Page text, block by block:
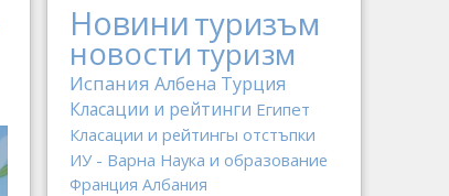
Новинитуризъм
новоституризм
Испания Албена Турция
Класации и рейтинги Египет
Класации и рейтингы отстъпки
ИУ - Варна Наука и образование
Франция Албания